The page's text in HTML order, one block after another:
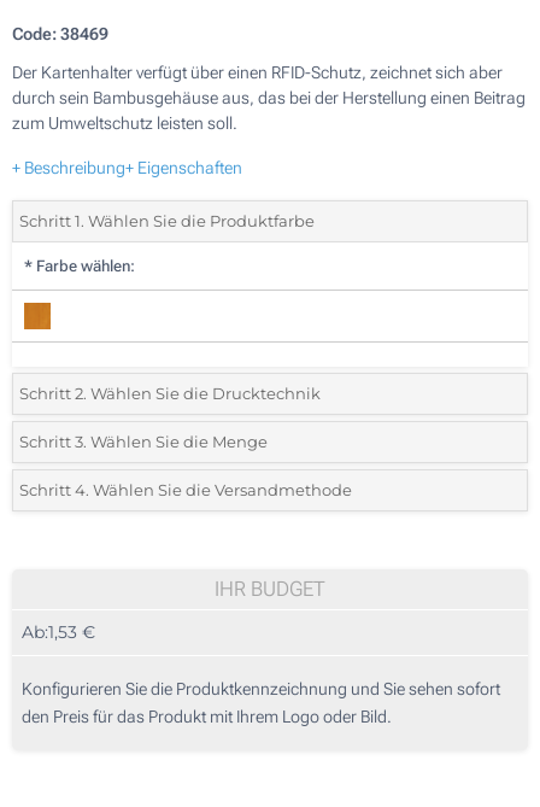
Code:38469
Der Kartenhalter verfügt über einen RFID-Schutz, zeichnet sich aber
durch sein Bambusgehäuse aus, das bei der Herstellung einen Beitrag
zum Umweltschutz leisten soll.
+ Beschreibung+ Eigenschaften
Schritt 1. Wählen Sie die Produktfarbe
* Farbe wählen:
Schritt 2. Wählen Sie die Drucktechnik
*Wählen Sie die Druck- und Farbtechniken für Ihr Logo:
1 Farbig (Vorderseite)
Digitaler Etikettendruck in Vollfarbe (Vorderseite)
Schritt 3. Wählen Sie die Menge
*Bitte wählen Sie Ihre gewünschte Menge
50
125
250
Schritt 4. Wählen Sie die Versandmethode
IHR BUDGET
Ab:1,53 €
Konfigurieren Sie die Produktkennzeichnung und Sie sehen sofort
den Preis für das Produkt mit Ihrem Logo oder Bild.